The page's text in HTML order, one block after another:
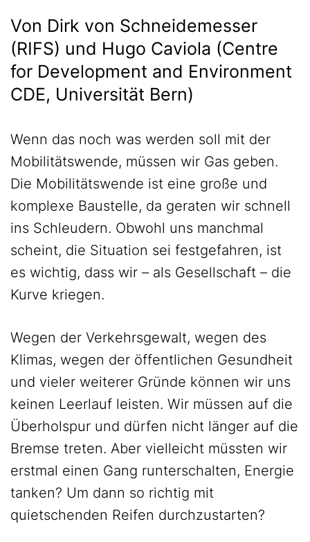
Von Dirk von Schneidemesser
(RIFS) und Hugo Caviola (Centre
for Development and Environment
CDE, Universität Bern)
Wenn das noch was werden soll mit der
Mobilitätswende, müssen wir Gas geben.
Die Mobilitätswende ist eine große und
komplexe Baustelle, da geraten wir schnell
ins Schleudern. Obwohl uns manchmal
scheint, die Situation sei festgefahren, ist
es wichtig, dass wir – als Gesellschaft – die
Kurve kriegen.
Wegen der Verkehrsgewalt, wegen des
Klimas, wegen der öffentlichen Gesundheit
und vieler weiterer Gründe können wir uns
keinen Leerlauf leisten. Wir müssen auf die
Überholspur und dürfen nicht länger auf die
Bremse treten. Aber vielleicht müssten wir
erstmal einen Gang runterschalten, Energie
tanken? Um dann so richtig mit
quietschenden Reifen durchzustarten?